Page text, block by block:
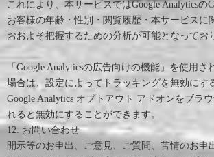
これにより、本サービスではGoogle Analyticsの
お客様の年齢・性別・閲覧履歴・本サービスに
おおよそ把握するための分析が可能となってお
「Google Analyticsの広告向けの機能」を使用
場合は、設定によってトラッキングを無効にす
Google Analytics オプトアウト アドオンをブラ
れると無効にすることができます。
12. お問い合わせ
開示等のお申出、ご意見、ご質問、苦情のお申